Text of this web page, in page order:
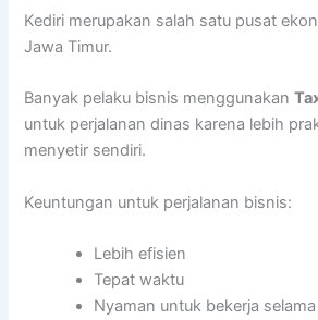
Kediri merupakan salah satu pusat
Jawa Timur.
Banyak pelaku bisnis menggunakan
untuk perjalanan dinas karena lebih
menyetir sendiri.
Keuntungan untuk perjalanan bisnis:
Lebih efisien
Tepat waktu
Nyaman untuk bekerja